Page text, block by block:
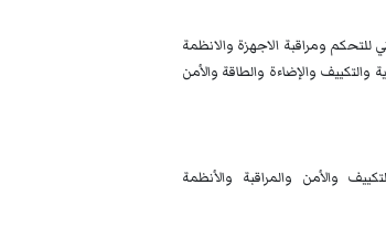
للتحكم ومراقبة الاجهزة والانظمة
والتكييف والإضاءة والطاقة والأمن
والأمن والمراقبة والأنظمة